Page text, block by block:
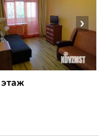
›
этаж